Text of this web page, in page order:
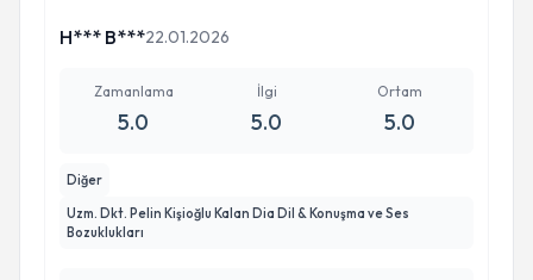
kelime bulamıyorum sizlere şuan, konuşan
çocuğumun hiç konuşamaması ailece
günlerden geçtik. . Pelin hocamla 8 aydır
birlikteyiz ve iyiki de yollarımız kesişti diyorum,
son bir aydır oğlum konuşmaya başladı. Şimdi
H*** B***22.01.2026
Zamanlama
5.0
İlgi
5.0
Ortam
5.0
Diğer
Uzm. Dkt. Pelin Kişioğlu Kalan Dia Dil & Konuşma ve Ses
Bozuklukları